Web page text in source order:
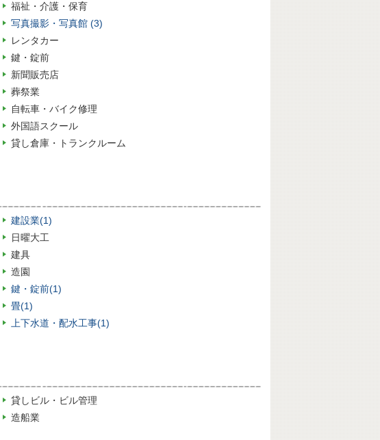
福祉・介護・保育
写真撮影・写真館 (3)
レンタカー
鍵・錠前
新聞販売店
葬祭業
自転車・バイク修理
外国語スクール
貸し倉庫・トランクルーム
建設業(1)
日曜大工
建具
造園
鍵・錠前(1)
畳(1)
上下水道・配水工事(1)
貸しビル・ビル管理
造船業